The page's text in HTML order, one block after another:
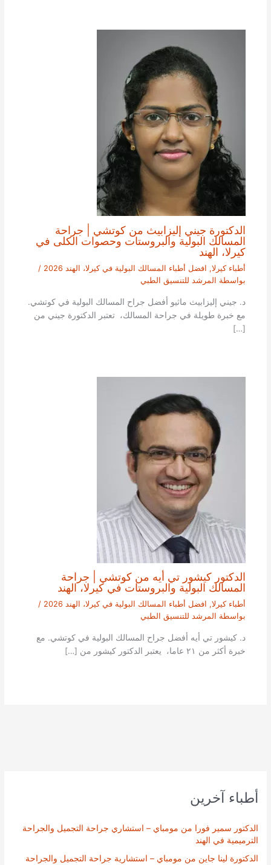
أطباء آخرين
الدكتور سمير فورا من مومباي – استشاري جراحة التجميل والجراحة
الترميمية في الهند
الدكتورة لينا جاين من مومباي – استشارية جراحة التجميل والجراحة
الدكتورة جيني إليزابيث من كوتشي | جراحة
المسالك البولية والبروستات وحصوات الكلى في
كيرلا، الهند
أطباء كيرلا, افضل أطباء المسالك البولية في كيرلا، الهند 2026
/
بواسطة المرشد للتنسيق الطبي
د. جيني إليزابيث ماثيو أفضل جراح المسالك البولية في كوتشي.
مع خبرة طويلة في جراحة المسالك، تعتبر الدكتورة جيني من
[…]
الدكتور كيشور تي أيه من كوتشي | جراحة
المسالك البولية والبروستات في كيرلا، الهند
أطباء كيرلا, افضل أطباء المسالك البولية في كيرلا، الهند 2026
/
بواسطة المرشد للتنسيق الطبي
د. كيشور تي أيه أفضل جراح المسالك البولية في كوتشي. مع
خبرة أكثر من ٢١ عاما، يعتبر الدكتور كيشور من […]